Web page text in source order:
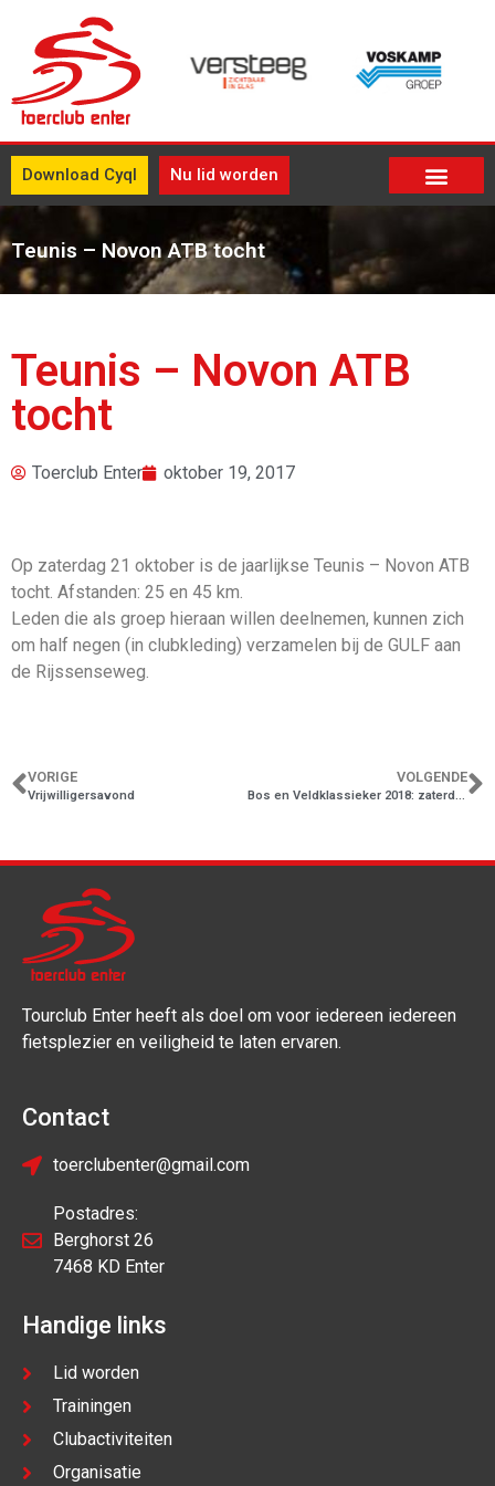
Download Cyql Nu lid worden
Teunis – Novon ATB tocht
Teunis – Novon ATB
tocht
Toerclub Enter oktober 19, 2017
Op zaterdag 21 oktober is de jaarlijkse Teunis – Novon ATB
tocht. Afstanden: 25 en 45 km.
Leden die als groep hieraan willen deelnemen, kunnen zich
om half negen (in clubkleding) verzamelen bij de GULF aan
de Rijssenseweg.
VORIGE
Vrijwilligersavond
VOLGENDE
Bos en Veldklassieker 2018: zaterdag 27 oktober
Tourclub Enter heeft als doel om voor iedereen iedereen
fietsplezier en veiligheid te laten ervaren.
Contact
toerclubenter@gmail.com
Postadres:
Berghorst 26
7468 KD Enter
Handige links
Lid worden
Trainingen
Clubactiviteiten
Organisatie